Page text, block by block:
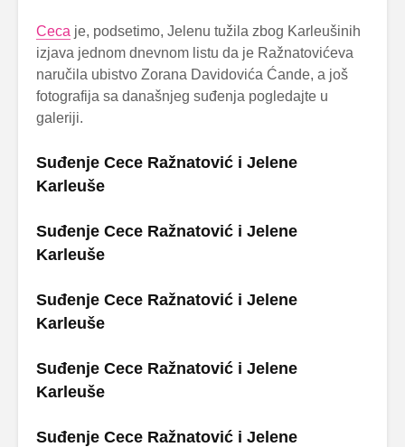
Ceca je, podsetimo, Jelenu tužila zbog Karleušinih
izjava jednom dnevnom listu da je Ražnatovićeva
naručila ubistvo Zorana Davidovića Ćande, a još
fotografija sa današnjeg suđenja pogledajte u
galeriji.
Suđenje Cece Ražnatović i Jelene
Karleuše
Suđenje Cece Ražnatović i Jelene
Karleuše
Suđenje Cece Ražnatović i Jelene
Karleuše
Suđenje Cece Ražnatović i Jelene
Karleuše
Suđenje Cece Ražnatović i Jelene